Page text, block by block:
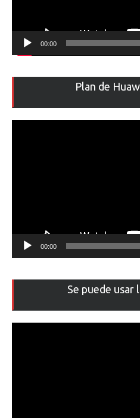
00:00
Plan de
00:00
Se puede usar